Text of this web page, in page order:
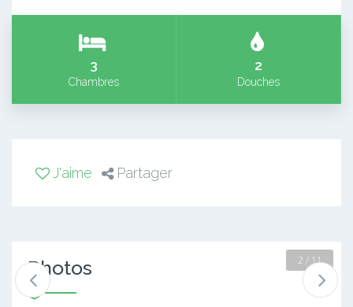
3
Chambres
2
Douches
J'aime Partager
Photos 2 / 11